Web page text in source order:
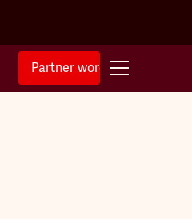
Partner worden